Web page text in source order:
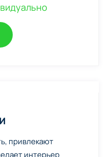
привлекают